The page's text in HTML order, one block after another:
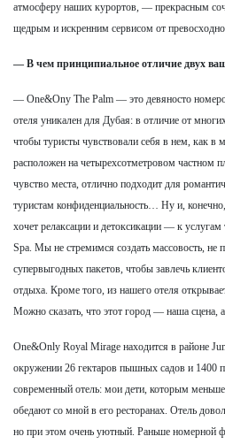
атмосферу наших курортов, — прекрасным
щедрым и искренним сервисом от
— В чем принципиальное отличие двух
— One&Ony The Palm — это девяносто
отеля уникален для Дубая: в отличие от
чтобы туристы чувствовали себя в нем, как в
расположен на четырехсотметровом частном
чувство места, отлично подходит для
туристам конфиденциальность… Ну и,
хочет релаксации и детоксикации — к
Spa. Мы не стремимся создать массовость, не
супервыгодных пакетов, чтобы завлечь
отдыха. Кроме того, из нашего отеля
Можно сказать, что этот город — наша сцена,
One&Only Royal Mirage находится в районе
окружении 26 гектаров пышных садов и 1400
современный отель: мои дети, которым
обедают со мной в его ресторанах. Отель
но при этом очень уютный. Раньше номерной